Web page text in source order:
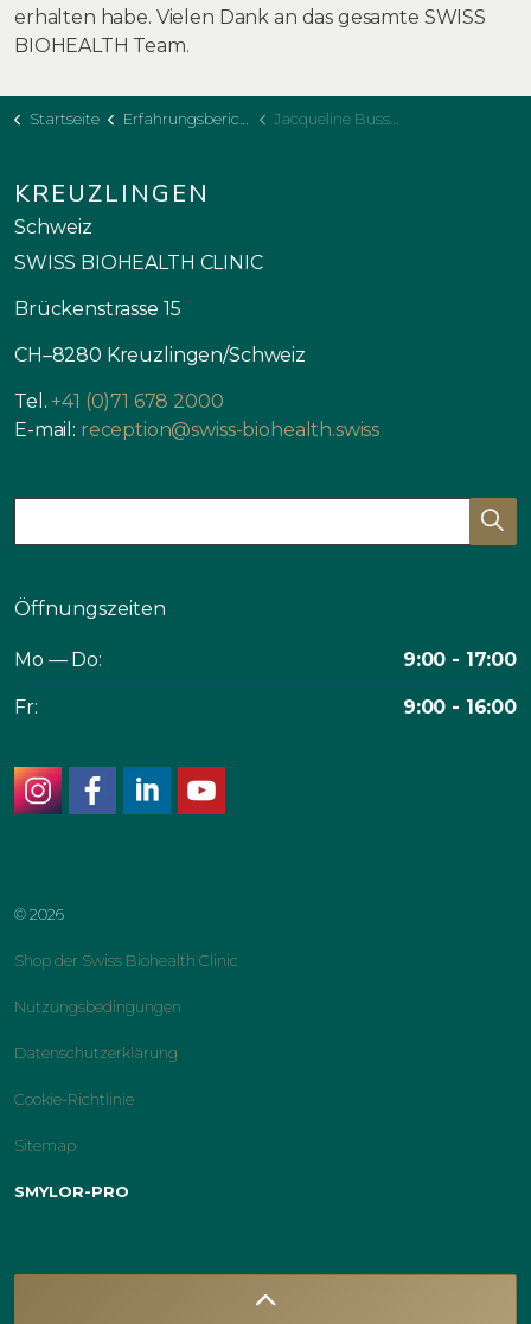
erhalten habe. Vielen Dank an das gesamte SWISS
BIOHEALTH Team.
Startseite Erfahrungsberichte Jacqueline Bussard
KREUZLINGEN
Schweiz
SWISS BIOHEALTH CLINIC
Brückenstrasse 15
CH–8280 Kreuzlingen/Schweiz
Tel. +41 (0)71 678 2000
E-mail: reception@swiss-biohealth.swiss
Öffnungszeiten
Mo — Do: 9:00 - 17:00
Fr: 9:00 - 16:00
© 2026
Shop der Swiss Biohealth Clinic
Nutzungsbedingungen
Datenschutzerklärung
Cookie-Richtlinie
Sitemap
SMYLOR-PRO